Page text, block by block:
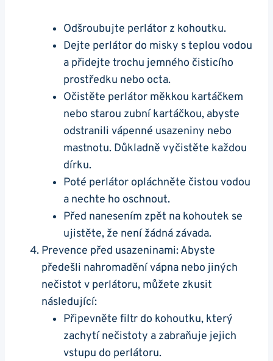
Odšroubujte perlátor z kohoutku.
Dejte perlátor do misky s⁢ teplou​ vodou
a přidejte trochu jemného čisticího
prostředku nebo octa.
Očistěte perlátor měkkou kartáčkem
nebo starou zubní kartáčkou, abyste
odstranili ‌vápenné usazeniny nebo
mastnotu. Důkladně vyčistěte každou⁣
dírku.
Poté perlátor opláchněte čistou vodou
a nechte ​ho oschnout.
Před nanesením zpět na kohoutek se‌
ujistěte, že není⁢ žádná závada.
Prevence před usazeninami: Abyste
předešli nahromadění vápna nebo jiných
nečistot v ‌perlátoru, můžete zkusit
‍následující:
Připevněte filtr do kohoutku, který
zachytí nečistoty a zabraňuje jejich
vstupu do perlátoru.